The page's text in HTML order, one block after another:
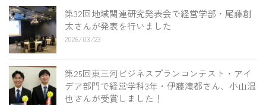
第32回地域関連研究発表会で経営学部・尾藤創
太さんが発表を行いました
2026/03/23
第25回東三河ビジネスプランコンテスト・アイ
デア部門で経営学科3年・伊藤滝都さん、小山温
也さんが受賞しました！